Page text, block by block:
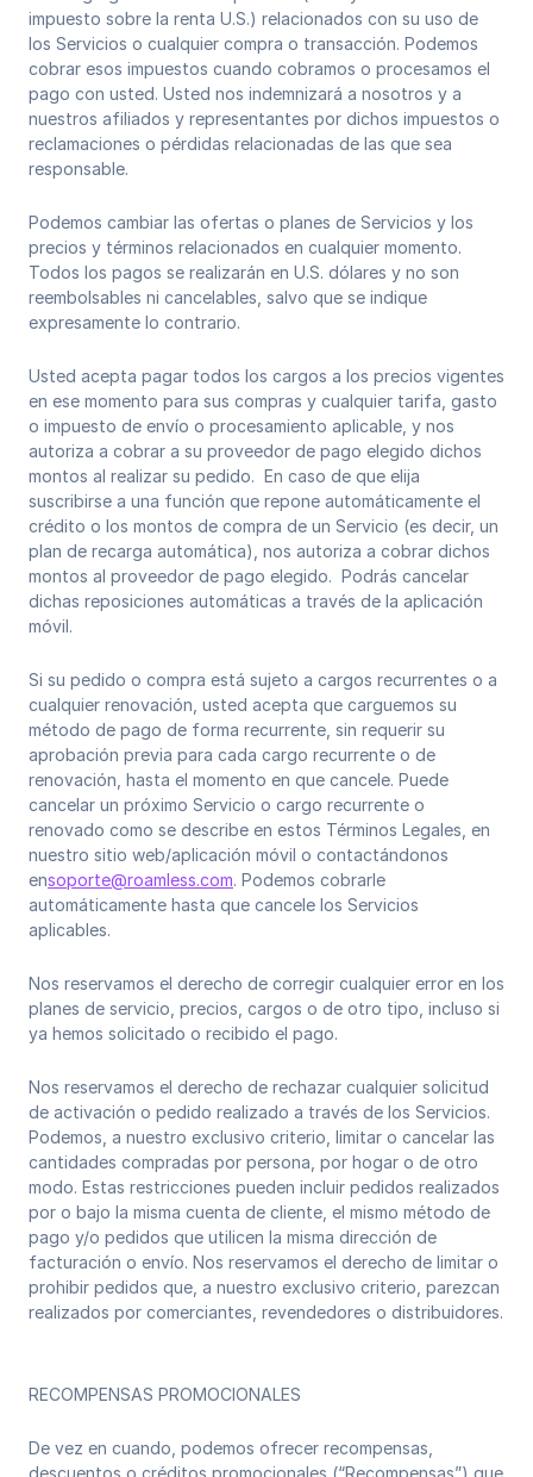
impuesto sobre la renta U.S.) relacionados con su uso de
los Servicios o cualquier compra o transacción. Podemos
cobrar esos impuestos cuando cobramos o procesamos el
pago con usted. Usted nos indemnizará a nosotros y a
nuestros afiliados y representantes por dichos impuestos o
reclamaciones o pérdidas relacionadas de las que sea
responsable.
Podemos cambiar las ofertas o planes de Servicios y los
precios y términos relacionados en cualquier momento.
Todos los pagos se realizarán en U.S. dólares y no son
reembolsables ni cancelables, salvo que se indique
expresamente lo contrario.
Usted acepta pagar todos los cargos a los precios vigentes
en ese momento para sus compras y cualquier tarifa, gasto
o impuesto de envío o procesamiento aplicable, y nos
autoriza a cobrar a su proveedor de pago elegido dichos
montos al realizar su pedido. En caso de que elija
suscribirse a una función que repone automáticamente el
crédito o los montos de compra de un Servicio (es decir, un
plan de recarga automática), nos autoriza a cobrar dichos
montos al proveedor de pago elegido. Podrás cancelar
dichas reposiciones automáticas a través de la aplicación
móvil.
Si su pedido o compra está sujeto a cargos recurrentes o a
cualquier renovación, usted acepta que carguemos su
método de pago de forma recurrente, sin requerir su
aprobación previa para cada cargo recurrente o de
renovación, hasta el momento en que cancele. Puede
cancelar un próximo Servicio o cargo recurrente o
renovado como se describe en estos Términos Legales, en
nuestro sitio web/aplicación móvil o contactándonos
ensoporte@roamless.com. Podemos cobrarle
automáticamente hasta que cancele los Servicios
aplicables.
Nos reservamos el derecho de corregir cualquier error en los
planes de servicio, precios, cargos o de otro tipo, incluso si
ya hemos solicitado o recibido el pago.
Nos reservamos el derecho de rechazar cualquier solicitud
de activación o pedido realizado a través de los Servicios.
Podemos, a nuestro exclusivo criterio, limitar o cancelar las
cantidades compradas por persona, por hogar o de otro
modo. Estas restricciones pueden incluir pedidos realizados
por o bajo la misma cuenta de cliente, el mismo método de
pago y/o pedidos que utilicen la misma dirección de
facturación o envío. Nos reservamos el derecho de limitar o
prohibir pedidos que, a nuestro exclusivo criterio, parezcan
realizados por comerciantes, revendedores o distribuidores.
RECOMPENSAS PROMOCIONALES
De vez en cuando, podemos ofrecer recompensas,
descuentos o créditos promocionales (“Recompensas”) que